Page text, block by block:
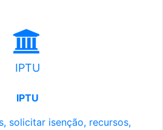
IPTU
IPTU
solicitar isenção, recursos,